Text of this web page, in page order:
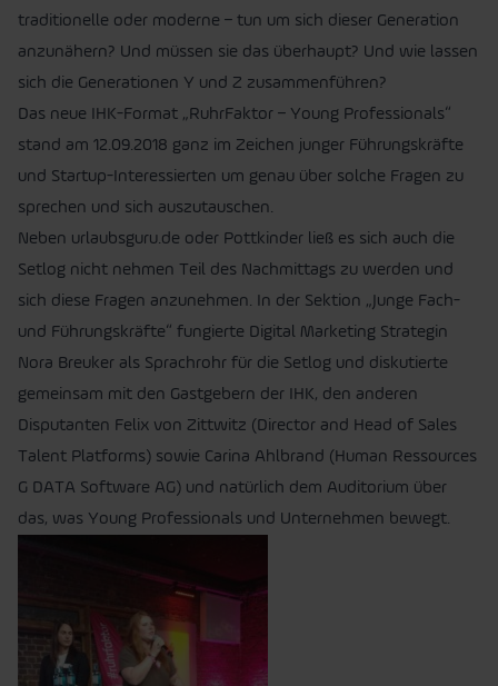
traditionelle oder moderne – tun um sich dieser Generation
anzunähern? Und müssen sie das überhaupt? Und wie lassen
sich die Generationen Y und Z zusammenführen?
Das neue IHK-Format „RuhrFaktor – Young Professionals“
stand am 12.09.2018 ganz im Zeichen junger Führungskräfte
und Startup-Interessierten um genau über solche Fragen zu
sprechen und sich auszutauschen.
Neben urlaubsguru.de oder Pottkinder ließ es sich auch die
Setlog nicht nehmen Teil des Nachmittags zu werden und
sich diese Fragen anzunehmen. In der Sektion „Junge Fach-
und Führungskräfte“ fungierte Digital Marketing Strategin
Nora Breuker als Sprachrohr für die Setlog und diskutierte
gemeinsam mit den Gastgebern der IHK, den anderen
Disputanten Felix von Zittwitz (Director and Head of Sales
Talent Platforms) sowie Carina Ahlbrand (Human Ressources
G DATA Software AG) und natürlich dem Auditorium über
das, was Young Professionals und Unternehmen bewegt.